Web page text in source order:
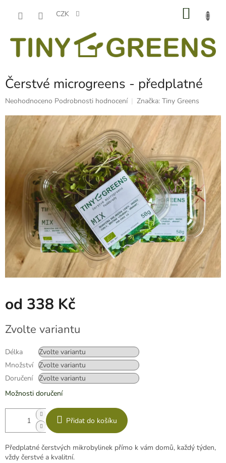
CZK
Čerstvé microgreens - předplatné
Průměrné
produktu
0,0
z
hvězdiček.
Neohodnoceno Podrobnosti hodnocení Značka: Tiny Greens
od 338 Kč
cena:
Zvolte variantu
Délka
Množství
Doručení
Možnosti doručení
Přidat do košíku
Předplatné čerstvých mikrobylinek přímo k vám domů, každý týden,
vždy čerstvé a kvalitní.